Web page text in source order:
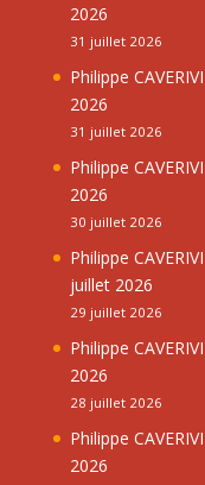
2026
31 juillet 2026
Philippe
2026
31 juillet 2026
Philippe
2026
30 juillet 2026
Philippe
juillet 2026
29 juillet 2026
Philippe
2026
28 juillet 2026
Philippe
2026